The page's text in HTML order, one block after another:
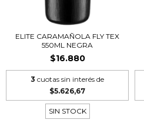
ELITE CARAMAÑOLA FLY TEX
550ML NEGRA
$16.880
3 cuotas sin interés de
$5.626,67
SIN STOCK